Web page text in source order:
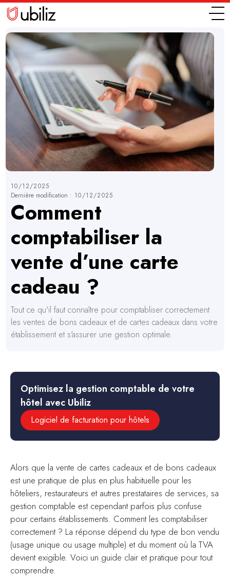
10/12/2025
Dernière modification : 10/12/2025
Comment
comptabiliser la
vente d’une carte
cadeau ?
Tout ce qu'il faut connaître pour comptabliser correctement
les ventes de bons cadeaux et de cartes cadeaux dans votre
établissement et s'assurer une gestion optimale.
Optimisez la gestion comptable de votre
hôtel avec Ubiliz
Logiciel de facturation pour hôtels
Alors que la vente de cartes cadeaux et de bons cadeaux
est une pratique de plus en plus habituelle pour les
hôteliers, restaurateurs et autres prestataires de services, sa
gestion comptable est cependant parfois plus confuse
pour certains établissements. Comment les comptabiliser
correctement ? La réponse dépend du type de bon vendu
(usage unique ou usage multiple) et du moment où la TVA
devient exigible. Voici un guide clair et pratique pour tout
comprendre.